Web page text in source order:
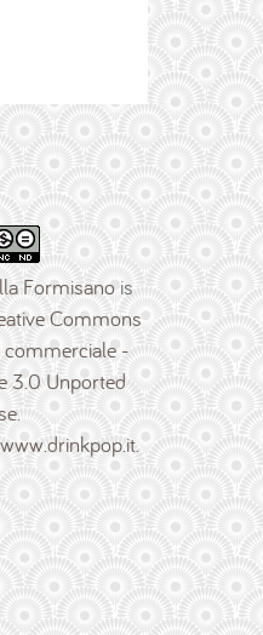
Formisano is
Commons
-
3.0 Unported
.
www.drinkpop.it.